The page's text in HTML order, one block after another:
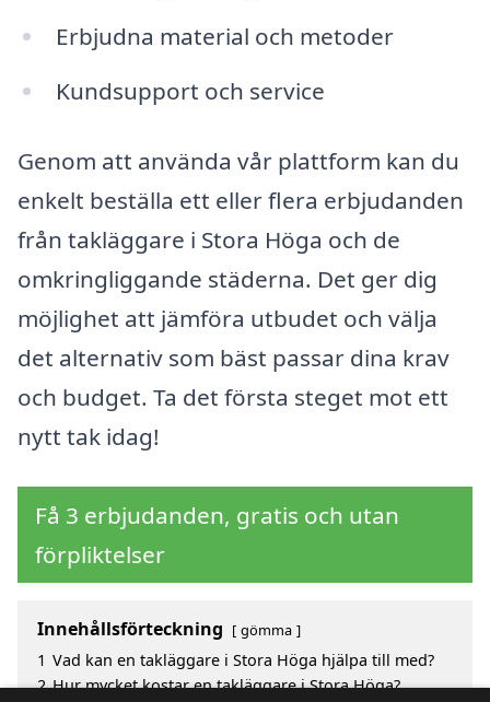
Erbjudna material och metoder
Kundsupport och service
Genom att använda vår plattform kan du
enkelt beställa ett eller flera erbjudanden
från takläggare i Stora Höga och de
omkringliggande städerna. Det ger dig
möjlighet att jämföra utbudet och välja
det alternativ som bäst passar dina krav
och budget. Ta det första steget mot ett
nytt tak idag!
Få 3 erbjudanden, gratis och utan
förpliktelser
Innehållsförteckning gömma
1 Vad kan en takläggare i Stora Höga hjälpa till med?
2 Hur mycket kostar en takläggare i Stora Höga?